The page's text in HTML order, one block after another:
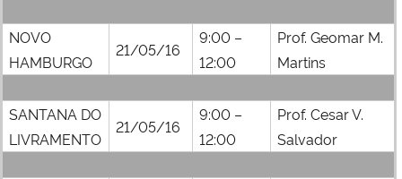
NOVO
HAMBURGO
21/05/16
9:00 –
12:00
Prof. Geomar M.
Martins
SANTANA DO
LIVRAMENTO
21/05/16
9:00 –
12:00
Prof. Cesar V.
Salvador